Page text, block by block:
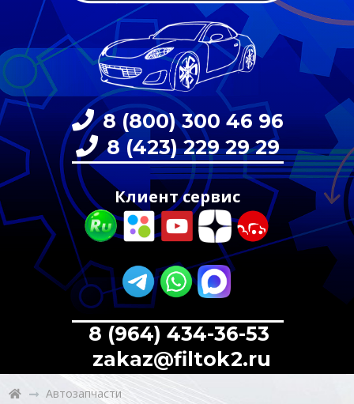
8 (800) 300 46 96
8 (423) 229 29 29
Клиент сервис
8 (964) 434-36-53
zakaz@filtok2.ru
Автозапчасти